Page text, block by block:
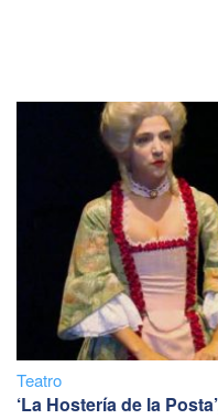
Teatro
‘La Hostería de la